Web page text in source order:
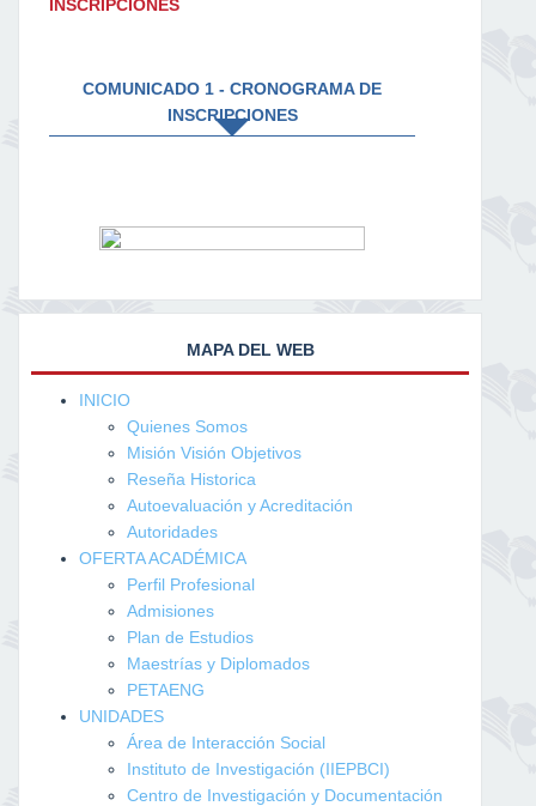
INSCRIPCIONES
COMUNICADO 1 - CRONOGRAMA DE
INSCRIPCIONES
MAPA DEL WEB
INICIO
Quienes Somos
Misión Visión Objetivos
Reseña Historica
Autoevaluación y Acreditación
Autoridades
OFERTA ACADÉMICA
Perfil Profesional
Admisiones
Plan de Estudios
Maestrías y Diplomados
PETAENG
UNIDADES
Área de Interacción Social
Instituto de Investigación (IIEPBCI)
Centro de Investigación y Documentación